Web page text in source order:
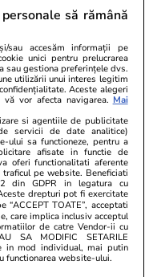
retenție de pe
Valea Oltului
17 iul.
în Orientul
militare.
„totală, fără
17 iul.
să rămână
sau accesăm informații pe
unici pentru prelucrarea
sau gestiona preferințele dvs.
utilizării unui interes legitim
Aceste alegeri
vor afecta navigarea. Mai
si agentiile de publicitate
servicii de date analitice)
ului sa functioneze, pentru a
afisate in functie de
oferi functionalitati aferente
pe website. Beneficiati
din GDPR in legatura cu
drepturi pot fi exercitate
“ACCEPT TOATE”, acceptati
care implica inclusiv acceptul
de catre Vendor-ii cu
SA MODIFIC SETARILE
in mod individual, mai putin
functionarea website-ului.